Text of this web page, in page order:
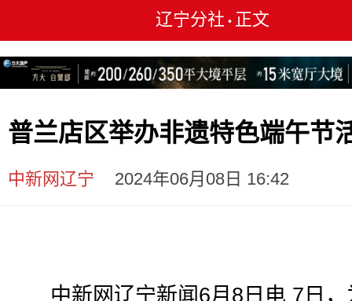
辽宁分社 • 正文
普兰店区举办非遗特色端午节
中新网辽宁 2024年06月08日 16:42
中新网辽宁新闻6月8日电 7日，